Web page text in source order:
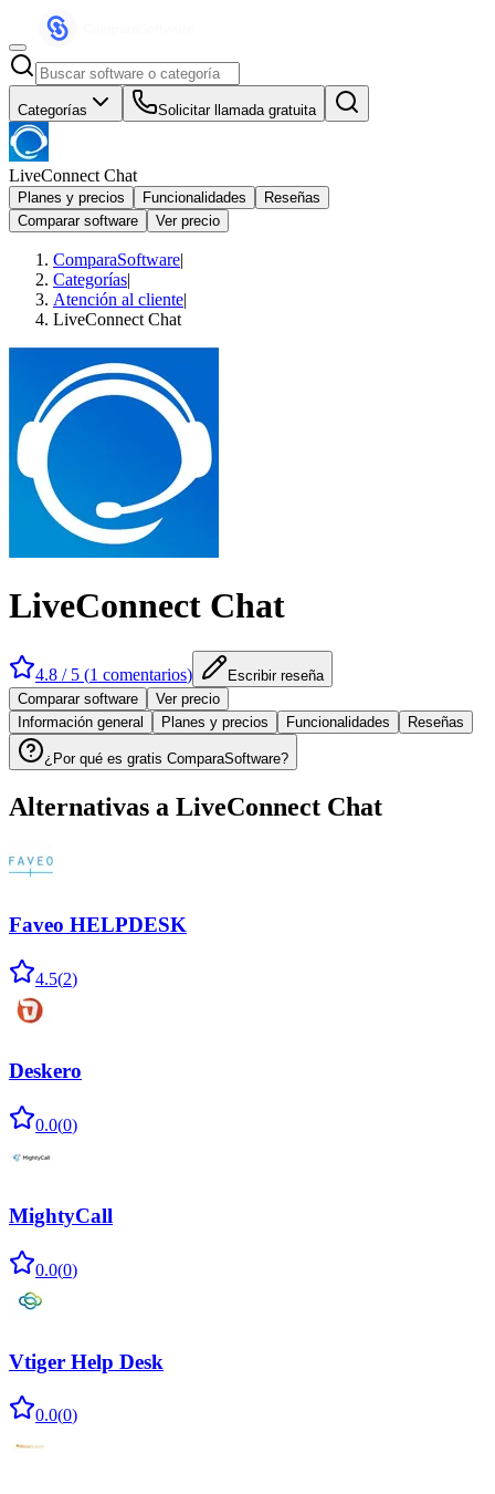
Categorías Solicitar llamada gratuita
LiveConnect Chat
Planes y precios Funcionalidades
Reseñas
Comparar software
Ver precio
ComparaSoftware|
Categorías|
Atención al cliente|
LiveConnect Chat
LiveConnect Chat
4.8 / 5 (1 comentarios)
Escribir reseña
Comparar software
Ver precio
Información general
Planes y precios Funcionalidades Reseñas
¿Por qué es gratis ComparaSoftware?
Alternativas a LiveConnect Chat
Faveo HELPDESK
4.5(2)
Deskero
0.0(0)
MightyCall
0.0(0)
Vtiger Help Desk
0.0(0)